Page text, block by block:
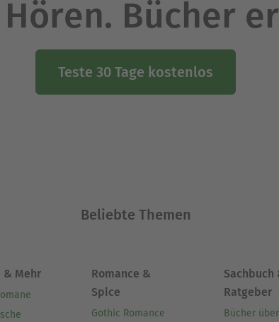
Hören. Bücher
Teste 30 Tage kostenlos
Beliebte Themen
& Mehr
Romance &
Spice
Gothic Romance
Sachbuch
Ratgeber
Bücher über